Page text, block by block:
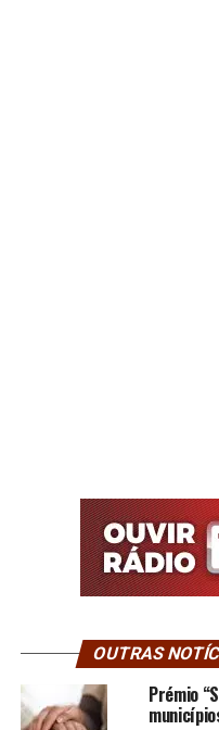
OUTRAS
Prémio